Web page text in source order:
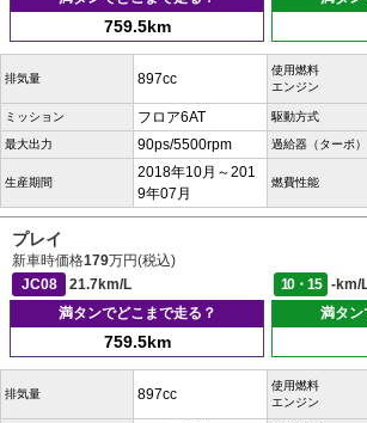
759.5km
排気量 897cc
使用燃料
エンジン
ミッション フロア6AT 駆動方式
最大出力 90ps/5500rpm 過給器（ターボ）
生産期間
2018年10月～201
9年07月
燃費性能
プレイ
新車時価格179万円(税込)
JC08
21.7km/L 10・15
-km/
満タンでどこまで走る？
759.5km
満タン
排気量 897cc
使用燃料
エンジン